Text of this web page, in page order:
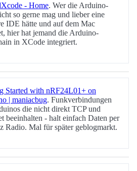
- Home. Wer die Arduino-
so gerne mag und lieber eine
IDE hätte und auf dem Mac
hier hat jemand die Arduino-
in XCode integriert.
Started with nRF24L01+ on
| maniacbug. Funkverbindungen
die nicht direkt TCP und
beeinhalten - halt einfach Daten per
Radio. Mal für später geblogmarkt.